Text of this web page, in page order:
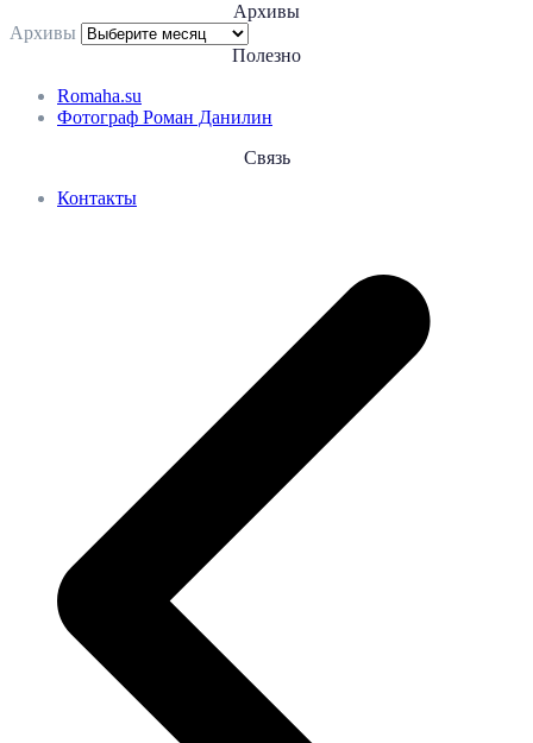
Архивы
Архивы
Полезно
Romaha.su
Фотограф Роман Данилин
Связь
Контакты